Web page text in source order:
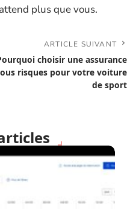
plus que vous.
ARTICLE SUIVANT
choisir une assurance
risques pour votre voiture
de sport